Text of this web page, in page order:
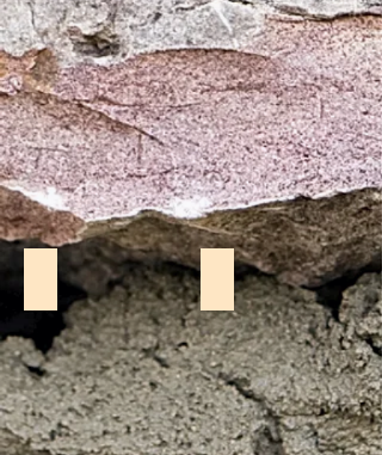
Liliana Iorgulescu Horatiu Chereches